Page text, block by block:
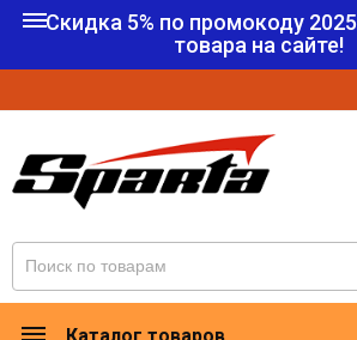
Скидка 5% по промокоду 2025
товара на сайте!
Каталог товаров